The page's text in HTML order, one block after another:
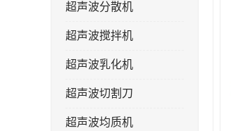
超声波分散机
超声波搅拌机
超声波乳化机
超声波切割刀
超声波均质机